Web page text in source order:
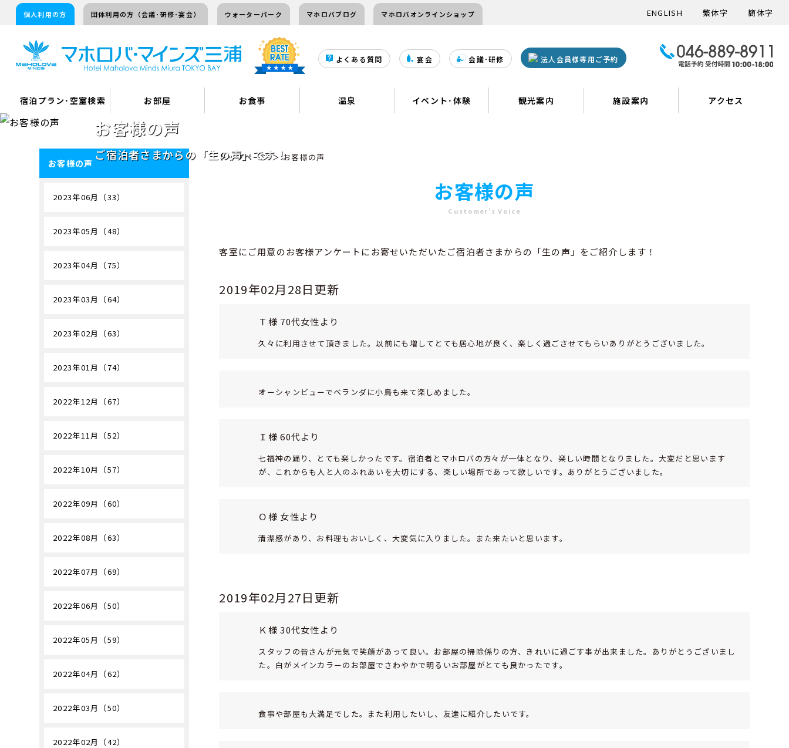
個人利用の方 団体利用の方（会議･研修･宴会） ウォーターパーク マホロバブログ マホロバオンラインショップ ENGLISH 繁体字 簡体字
よくある質問 宴会 会議･研修 法人会員様専用ご予約
宿泊プラン･空室検索 お部屋 お食事 温泉 イベント･体験 観光案内 施設案内 アクセス
お客様の声
ご宿泊者さまからの「生の声」です！
トップページ＞ お客様の声
お客様の声
Customer's Voice
客室にご用意のお客様アンケートにお寄せいただいたご宿泊者さまからの「生の声」をご紹介します！
2019年02月28日更新
Ｔ様 70代女性より
久々に利用させて頂きました。以前にも増してとても居心地が良く、楽しく過ごさせてもらいありがとうございました。
オーシャンビューでベランダに小鳥も来て楽しめました。
Ｉ様 60代より
七福神の踊り、とても楽しかったです。宿泊者とマホロバの方々が一体となり、楽しい時間となりました。大変だと思います
が、これからも人と人のふれあいを大切にする、楽しい場所であって欲しいです。ありがとうございました。
Ｏ様 女性より
清潔感があり、お料理もおいしく、大変気に入りました。また来たいと思います。
2019年02月27日更新
Ｋ様 30代女性より
スタッフの皆さんが元気で笑顔があって良い。お部屋の掃除係りの方、きれいに過ごす事が出来ました。ありがとうございまし
た。白がメインカラーのお部屋でさわやかで明るいお部屋がとても良かったです。
食事や部屋も大満足でした。また利用したいし、友達に紹介したいです。
お客様の声
2023年06月（33）
2023年05月（48）
2023年04月（75）
2023年03月（64）
2023年02月（63）
2023年01月（74）
2022年12月（67）
2022年11月（52）
2022年10月（57）
2022年09月（60）
2022年08月（63）
2022年07月（69）
2022年06月（50）
2022年05月（59）
2022年04月（62）
2022年03月（50）
2022年02月（42）